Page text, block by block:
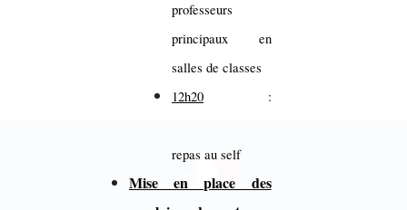
professeurs
principaux en
salles de classes
12h20 :
repas au self
Mise en place des